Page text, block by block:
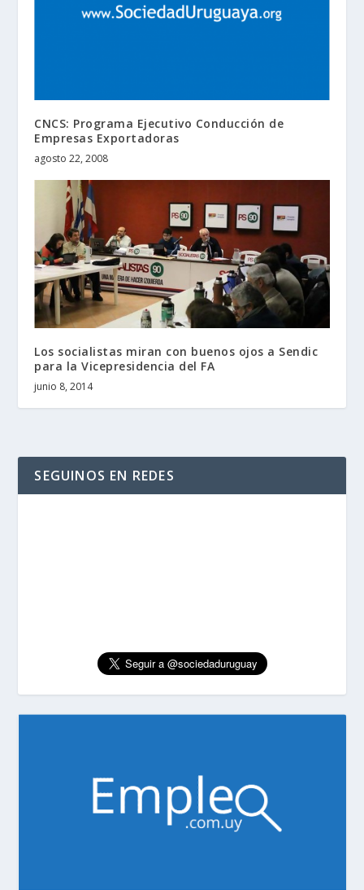
CNCS: Programa Ejecutivo Conducción de
Empresas Exportadoras
agosto 22, 2008
Los socialistas miran con buenos ojos a Sendic
para la Vicepresidencia del FA
junio 8, 2014
SEGUINOS EN REDES